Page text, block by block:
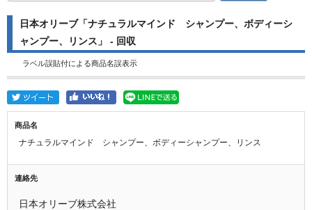
日本オリーブ「ナチュラルマインド シャンプー、ボディーシ
ャンプー、リンス」 - 回収
ラベル誤貼付による商品名誤表示
商品名
ナチュラルマインド シャンプー、ボディーシャンプー、リンス
連絡先
日本オリーブ株式会社